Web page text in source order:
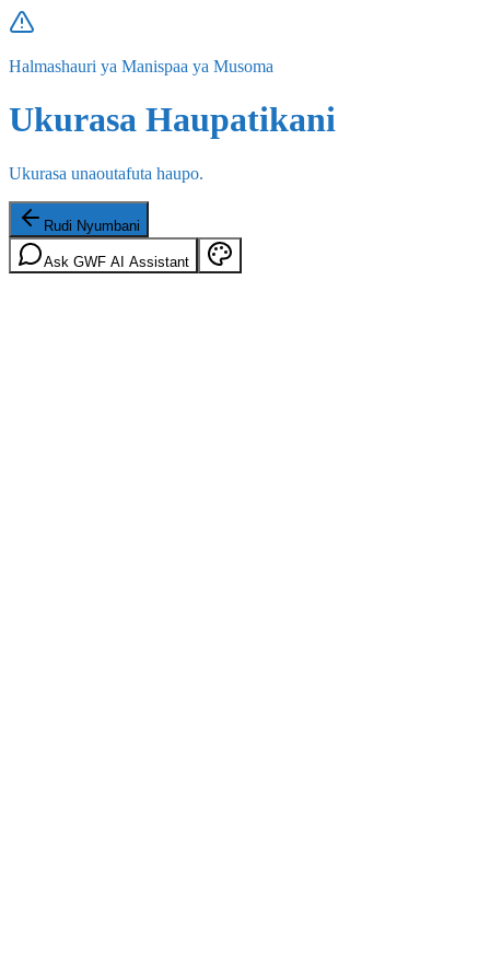
Halmashauri ya Manispaa ya Musoma
Ukurasa Haupatikani
Ukurasa unaoutafuta haupo.
Rudi Nyumbani
Ask GWF AI Assistant